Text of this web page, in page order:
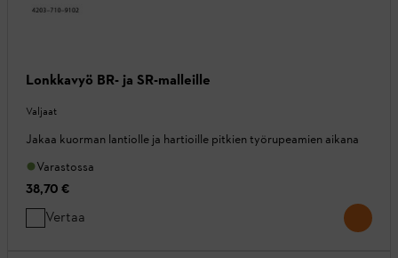
Lonkkavyö BR- ja SR-malleille
Valjaat
Jakaa kuorman lantiolle ja hartioille pitkien työrupeamien aikana
Varastossa
38,70 €
Vertaa